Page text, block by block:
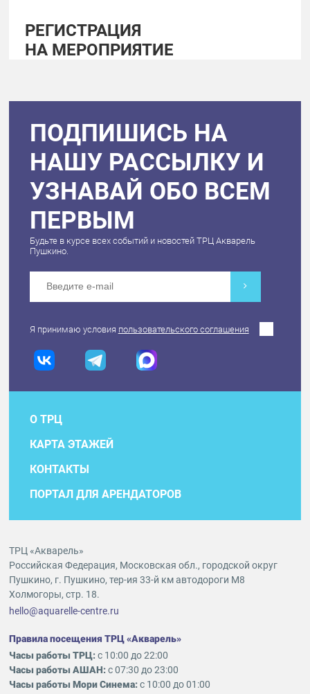
РЕГИСТРАЦИЯ
НА МЕРОПРИЯТИЕ
ПОДПИШИСЬ НА
НАШУ РАССЫЛКУ И
УЗНАВАЙ ОБО ВСЕМ
ПЕРВЫМ
Будьте в курсе всех событий и новостей ТРЦ Акварель
Пушкино.
Я принимаю условия пользовательского соглашения
О ТРЦ
КАРТА ЭТАЖЕЙ
КОНТАКТЫ
ПОРТАЛ ДЛЯ АРЕНДАТОРОВ
ТРЦ «Акварель»
Российская Федерация, Московская обл., городской округ
Пушкино, г. Пушкино, тер-ия 33-й км автодороги М8
Холмогоры, стр. 18.
hello@aquarelle-centre.ru
Правила посещения ТРЦ «Акварель»
Часы работы ТРЦ:с 10:00 до 22:00
Часы работы АШАН:с 07:30 до 23:00
Часы работы Мори Синема:с 10:00 до 01:00